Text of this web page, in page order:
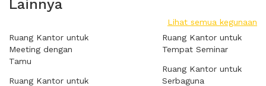
Lainnya
Lihat semua kegunaan
Ruang Kantor untuk
Meeting dengan
Tamu
Ruang Kantor untuk
Ruang Kantor untuk
Tempat Seminar
Ruang Kantor untuk
Serbaguna